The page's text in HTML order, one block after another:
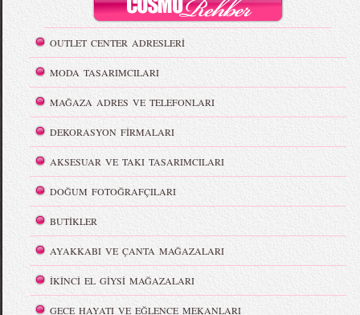
OUTLET CENTER ADRESLERİ
MODA TASARIMCILARI
MAĞAZA ADRES VE TELEFONLARI
DEKORASYON FİRMALARI
AKSESUAR VE TAKI TASARIMCILARI
DOĞUM FOTOĞRAFÇILARI
BUTİKLER
AYAKKABI VE ÇANTA MAĞAZALARI
İKİNCİ EL GİYSİ MAĞAZALARI
GECE HAYATI VE EĞLENCE MEKANLARI